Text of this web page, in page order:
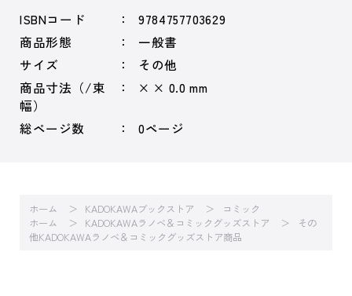
ISBNコード
9784757703629
商品形態
一般書
サイズ
その他
商品寸法（/束
幅）
× × 0.0 mm
総ページ数 0ページ
ホーム KADOKAWAブックストア
コミック
ホーム
KADOKAWAラノベ＆コミックグッズストア
その
他KADOKAWAラノベ＆コミックグッズストア商品